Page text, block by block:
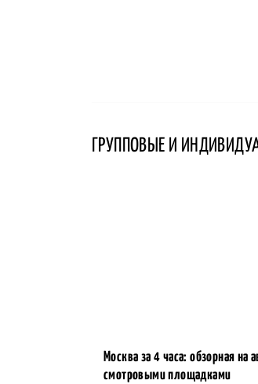
ГРУППОВЫЕ И
Москва за 4 часа: обзорная на
смотровыми площадками